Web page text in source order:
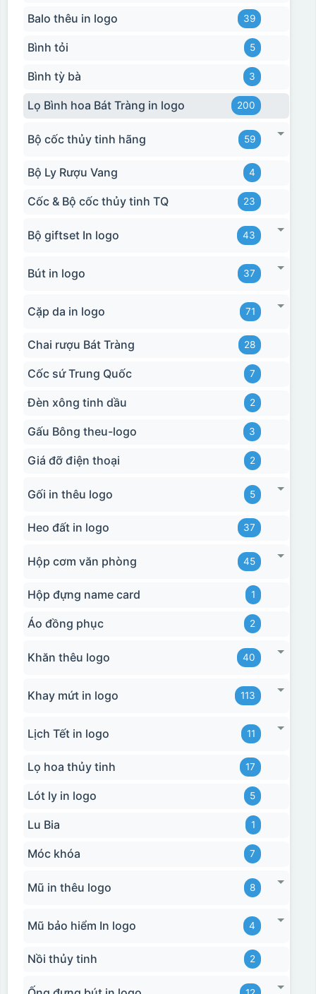
Balo thêu in logo 39
Bình tỏi 5
Bình tỳ bà 3
Lọ Bình hoa Bát Tràng in logo 200
Bộ cốc thủy tinh hãng 59
Bộ Ly Rượu Vang 4
Cốc & Bộ cốc thủy tinh TQ 23
Bộ giftset In logo 43
Bút in logo 37
Cặp da in logo 71
Chai rượu Bát Tràng 28
Cốc sứ Trung Quốc 7
Đèn xông tinh dầu 2
Gấu Bông theu-logo 3
Giá đỡ điện thoại 2
Gối in thêu logo 5
Heo đất in logo 37
Hộp cơm văn phòng 45
Hộp đựng name card 1
Áo đồng phục 2
Khăn thêu logo 40
Khay mứt in logo 113
Lịch Tết in logo 11
Lọ hoa thủy tinh 17
Lót ly in logo 5
Lu Bia 1
Móc khóa 7
Mũ in thêu logo 8
Mũ bảo hiểm In logo 4
Nồi thủy tinh 2